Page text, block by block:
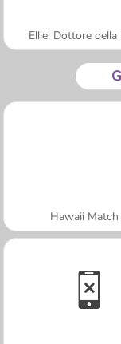
Ellie: Dottore della
Hawaii